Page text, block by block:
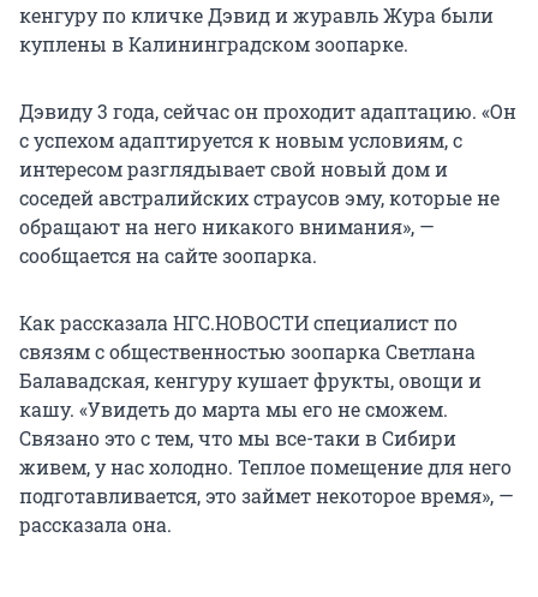
кенгуру по кличке Дэвид и журавль Жура были
куплены в Калининградском зоопарке.
Дэвиду 3 года, сейчас он проходит адаптацию. «Он
с успехом адаптируется к новым условиям, с
интересом разглядывает свой новый дом и
соседей австралийских страусов эму, которые не
обращают на него никакого внимания», —
сообщается на сайте зоопарка.
Как рассказала НГС.НОВОСТИ специалист по
связям с общественностью зоопарка Светлана
Балавадская, кенгуру кушает фрукты, овощи и
кашу. «Увидеть до марта мы его не сможем.
Связано это с тем, что мы все-таки в Сибири
живем, у нас холодно. Теплое помещение для него
подготавливается, это займет некоторое время», —
рассказала она.